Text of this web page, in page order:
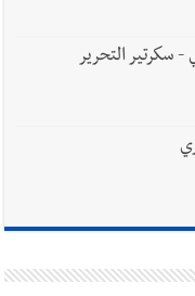
سكرتير التحرير